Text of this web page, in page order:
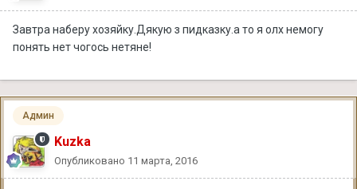
Завтра наберу хозяйку.Дякую з пидказку.а то я олх немогу
понять нет чогось нетяне!
Админ
Kuzka
Опубликовано 11 марта, 2016